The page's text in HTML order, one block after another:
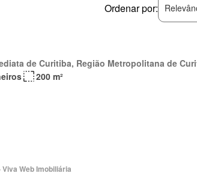
Ordenar por:
de Curitiba, Região Metropolitana de
200 m²
Web Imobiliária